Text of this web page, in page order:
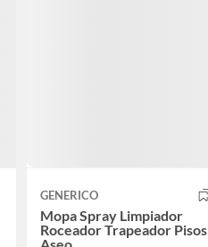
GENERICO
Mopa Spray Limpiador
Roceador Trapeador Pisos